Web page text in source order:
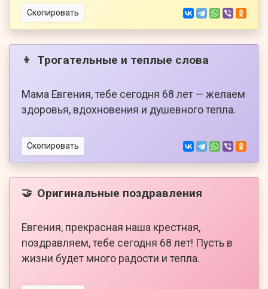
Скопировать
👦 Трогательные и теплые слова
Мама Евгения, тебе сегодня 68 лет — желаем
здоровья, вдохновения и душевного тепла.
Скопировать
🤝 Оригинальные поздравления
Евгения, прекрасная наша крестная,
поздравляем, тебе сегодня 68 лет! Пусть в
жизни будет много радости и тепла.